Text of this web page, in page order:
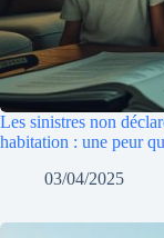
Les sinistres non
habitation : une peur
03/04/2025